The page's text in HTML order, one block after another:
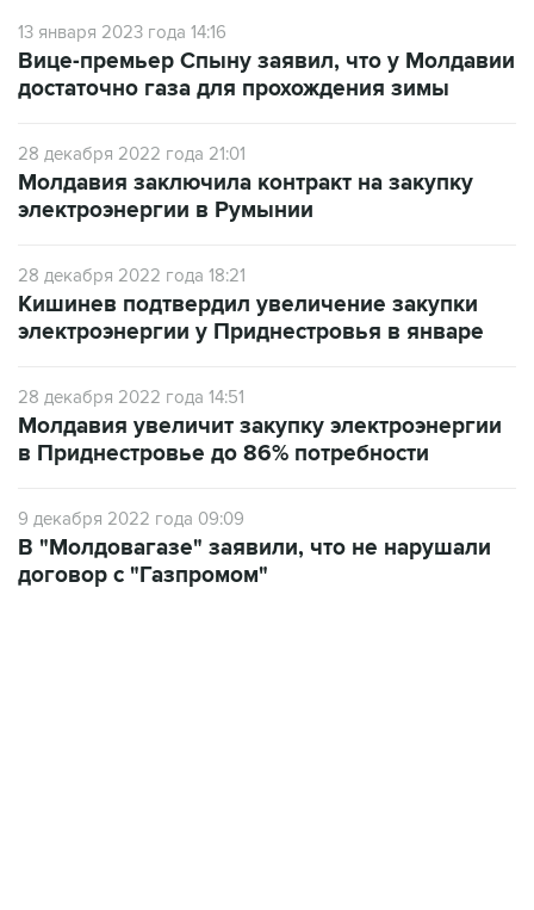
13 января 2023 года 14:16
Вице-премьер Спыну заявил, что у Молдавии
достаточно газа для прохождения зимы
28 декабря 2022 года 21:01
Молдавия заключила контракт на закупку
электроэнергии в Румынии
28 декабря 2022 года 18:21
Кишинев подтвердил увеличение закупки
электроэнергии у Приднестровья в январе
28 декабря 2022 года 14:51
Молдавия увеличит закупку электроэнергии
в Приднестровье до 86% потребности
9 декабря 2022 года 09:09
В "Молдовагазе" заявили, что не нарушали
договор с "Газпромом"